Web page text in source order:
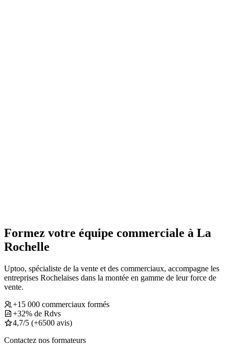
Formez votre équipe commerciale à La
Rochelle
Uptoo, spécialiste de la vente et des commerciaux, accompagne les
entreprises Rochelaises dans la montée en gamme de leur force de
vente.
+15 000 commerciaux formés
+32% de Rdvs
4,7/5 (+6500 avis)
Contactez nos formateurs